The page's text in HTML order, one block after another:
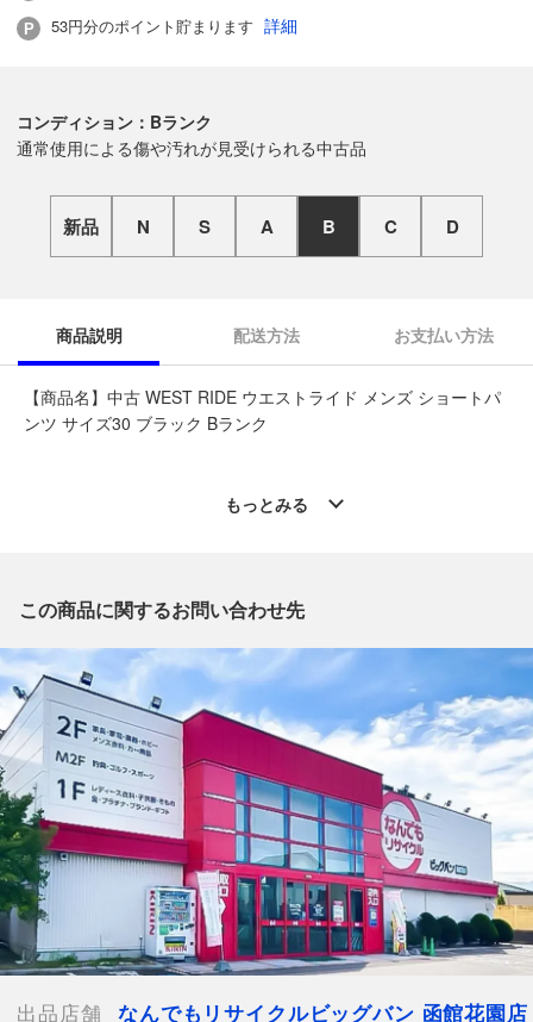
53円分のポイント貯まります 詳細
コンディション：Bランク
通常使用による傷や汚れが見受けられる中古品
新品 N S A B C D
商品説明 配送方法 お支払い方法
【商品名】中古 WEST RIDE ウエストライド メンズ ショートパ
ンツ サイズ30 ブラック Bランク
※「なんでもリサイクルビッグバン 公式オンラインストアの出
電話番号：0138-35-3196
【店舗内商品コード】1016003328231
【メーカー】WEST RIDE/ウエストライド
【対象】メンズ
【カラー】ブラック
【表記サイズ】EU 30
【裾幅】約22cm
【ウエスト】約37cm
【股上】約21cm
【股下】約32cm
【ワタリ幅】約27cm
【付属品】なし
【ランク】Bランク
もっとみる
この商品に関するお問い合わせ先
出品店舗 なんでもリサイクルビッグバン 函館花園店